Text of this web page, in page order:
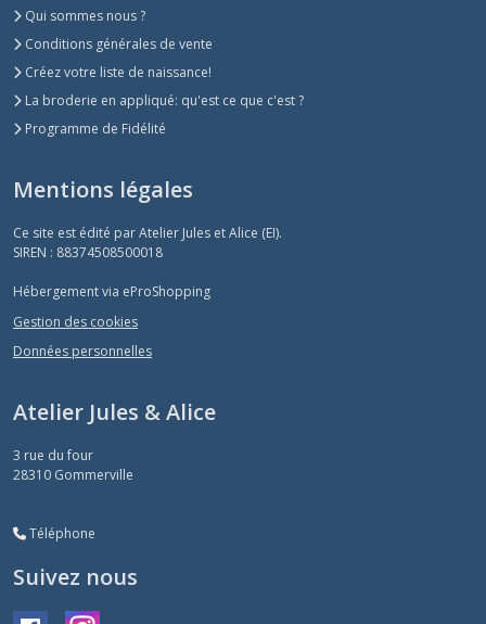
Qui sommes nous ?
Conditions générales de vente
Créez votre liste de naissance!
La broderie en appliqué: qu'est ce que c'est ?
Programme de Fidélité
Mentions légales
Ce site est édité par Atelier Jules et Alice (EI).
SIREN : 88374508500018
Hébergement via eProShopping
Gestion des cookies
Données personnelles
Atelier Jules & Alice
3 rue du four
28310 Gommerville
Téléphone
Suivez nous